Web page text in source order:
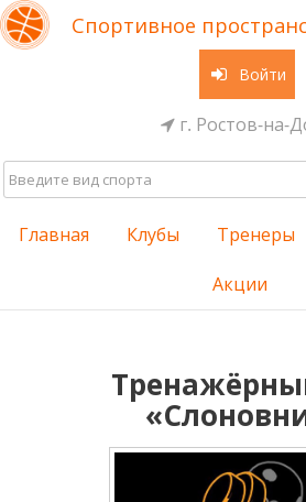
Спортивное
Войти
г. Ростов-на-
Главная Клубы Тренеры
Акции